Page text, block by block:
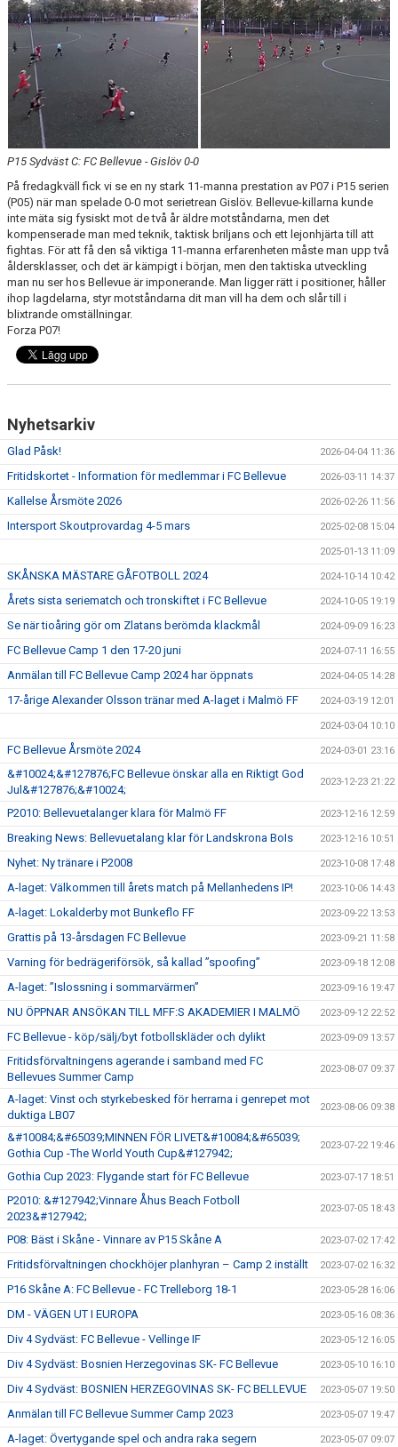
KLÄDBESTÄLLNING
SPONSORER
KLUBBMAGASIN
NATIONELLA SPELFORMER
PROVTRÄNING
SKADEBEHANDLING
VÄRDEGRUND
FOTBOLLSCAMP 2026
TRÄNARUTBILDNING
SUPPORTERPRYLAR
GÅBOLL
PROJEKT
DOMARE
GYMKORT NORDIC WELLNESS
FYSTRÄNING
FRITIDSKORTET 2026
P15 Sydväst C: FC Bellevue - Gislöv 0-0
På fredagkväll fick vi se en ny stark 11-manna prestation av P07 i P15 serien
(P05) när man spelade 0-0 mot serietrean Gislöv. Bellevue-killarna kunde
inte mäta sig fysiskt mot de två år äldre motståndarna, men det
kompenserade man med teknik, taktisk briljans och ett lejonhjärta till att
fightas. För att få den så viktiga 11-manna erfarenheten måste man upp två
åldersklasser, och det är kämpigt i början, men den taktiska utveckling
man nu ser hos Bellevue är imponerande. Man ligger rätt i positioner, håller
ihop lagdelarna, styr motståndarna dit man vill ha dem och slår till i
blixtrande omställningar.
Forza P07!
Nyhetsarkiv
Glad Påsk! 2026-04-04 11:36
Fritidskortet - Information för medlemmar i FC Bellevue 2026-03-11 14:37
Kallelse Årsmöte 2026 2026-02-26 11:56
Intersport Skoutprovardag 4-5 mars 2025-02-08 15:04
2025-01-13 11:09
SKÅNSKA MÄSTARE GÅFOTBOLL 2024 2024-10-14 10:42
Årets sista seriematch och tronskiftet i FC Bellevue 2024-10-05 19:19
Se när tioåring gör om Zlatans berömda klackmål 2024-09-09 16:23
FC Bellevue Camp 1 den 17-20 juni 2024-07-11 16:55
Anmälan till FC Bellevue Camp 2024 har öppnats 2024-04-05 14:28
17-årige Alexander Olsson tränar med A-laget i Malmö FF 2024-03-19 12:01
2024-03-04 10:10
FC Bellevue Årsmöte 2024 2024-03-01 23:16
&#10024;&#127876;FC Bellevue önskar alla en Riktigt God
Jul&#127876;&#10024;
2023-12-23 21:22
P2010: Bellevuetalanger klara för Malmö FF 2023-12-16 12:59
Breaking News: Bellevuetalang klar för Landskrona BoIs 2023-12-16 10:51
Nyhet: Ny tränare i P2008 2023-10-08 17:48
A-laget: Välkommen till årets match på Mellanhedens IP! 2023-10-06 14:43
A-laget: Lokalderby mot Bunkeflo FF 2023-09-22 13:53
Grattis på 13-årsdagen FC Bellevue 2023-09-21 11:58
Varning för bedrägeriförsök, så kallad ”spoofing” 2023-09-18 12:08
A-laget: ”Islossning i sommarvärmen” 2023-09-16 19:47
NU ÖPPNAR ANSÖKAN TILL MFF:S AKADEMIER I MALMÖ 2023-09-12 22:52
FC Bellevue - köp/sälj/byt fotbollskläder och dylikt 2023-09-09 13:57
Fritidsförvaltningens agerande i samband med FC
Bellevues Summer Camp
2023-08-07 09:37
A-laget: Vinst och styrkebesked för herrarna i genrepet mot
duktiga LB07
2023-08-06 09:38
&#10084;&#65039;MINNEN FÖR LIVET&#10084;&#65039;
Gothia Cup -The World Youth Cup&#127942;
2023-07-22 19:46
Gothia Cup 2023: Flygande start för FC Bellevue 2023-07-17 18:51
P2010: &#127942;Vinnare Åhus Beach Fotboll
2023&#127942;
2023-07-05 18:43
P08: Bäst i Skåne - Vinnare av P15 Skåne A 2023-07-02 17:42
Fritidsförvaltningen chockhöjer planhyran – Camp 2 inställt 2023-07-02 16:32
P16 Skåne A: FC Bellevue - FC Trelleborg 18-1 2023-05-28 16:06
DM - VÄGEN UT I EUROPA 2023-05-16 08:36
Div 4 Sydväst: FC Bellevue - Vellinge IF 2023-05-12 16:05
Div 4 Sydväst: Bosnien Herzegovinas SK- FC Bellevue 2023-05-10 16:10
Div 4 Sydväst: BOSNIEN HERZEGOVINAS SK- FC BELLEVUE 2023-05-07 19:50
Anmälan till FC Bellevue Summer Camp 2023 2023-05-07 19:47
A-laget: Övertygande spel och andra raka segern 2023-05-07 09:07